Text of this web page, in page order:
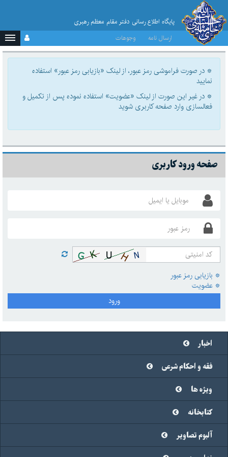
پایگاه اطلاع رسانی دفتر مقام معظم رهبری
ارسال نامه
وجوهات
در صورت فراموشی رمز عبور، از لینک «بازیابی رمز عبور» استفاده
نمایید
در غیر این صورت از لینک «عضویت» استفاده نموده پس از تکمیل و
فعالسازی وارد صفحه کاربری شوید
صفحه ورود کاربری
* بازیابی رمز عبور
* عضویت
ورود
اخبار
فقه و احکام شرعی
ویژه ها
کتابخانه
آلبوم تصاویر